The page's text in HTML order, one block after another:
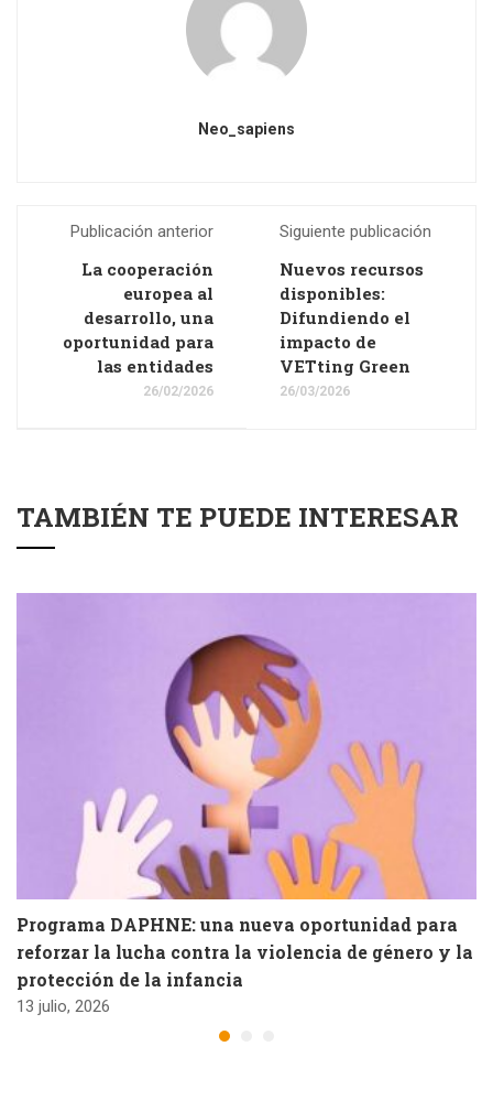
Neo_sapiens
Publicación anterior
La cooperación
europea al
desarrollo, una
oportunidad para
las entidades
26/02/2026
Siguiente publicación
Nuevos recursos
disponibles:
Difundiendo el
impacto de
VETting Green
26/03/2026
TAMBIÉN TE PUEDE INTERESAR
Programa DAPHNE: una nueva oportunidad para
reforzar la lucha contra la violencia de género y la
protección de la infancia
13 julio, 2026